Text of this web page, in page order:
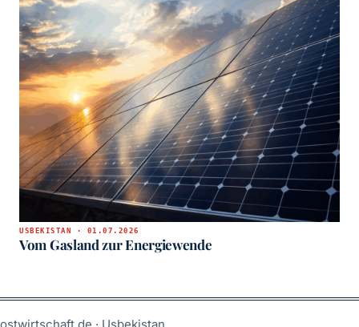
USBEKISTAN · 01.07.2026
Vom Gasland zur Energiewende